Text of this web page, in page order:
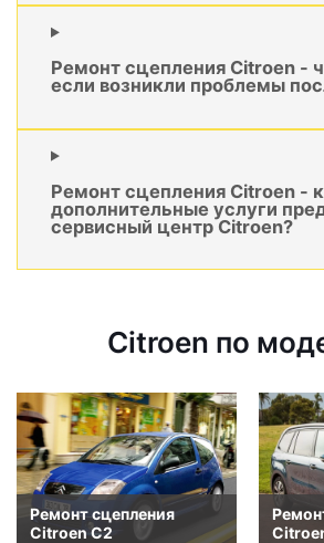
Ремонт сцепления Citroen -
если возникли проблемы
Ремонт сцепления Citroen -
дополнительные услуги
сервисный центр Citroen?
Citroen по
Ремонт сцепления
Citroen C2